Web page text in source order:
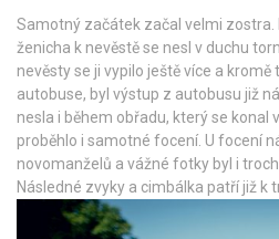
Samotný začátek začal velmi zostra.
ženicha k nevěstě se nesl v duchu
nevěsty se ji vypilo ještě více a
autobuse, byl výstup z autobusu již
nesla i během obřadu, který se konal v
proběhlo i samotné focení. U focení
novomanželů a vážné fotky byl i
Následné zvyky a cimbálka patří již k